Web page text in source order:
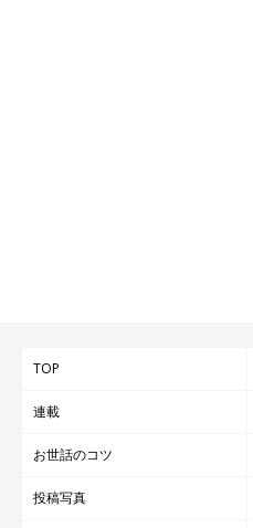
TOP
連載
お世話のコツ
投稿写真